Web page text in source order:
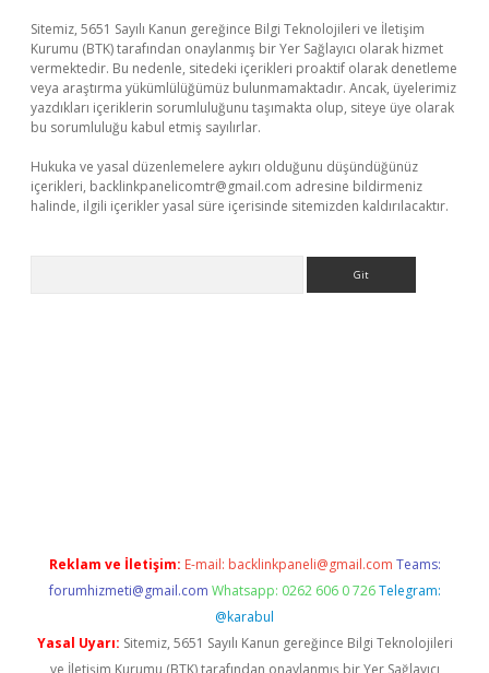
Sitemiz, 5651 Sayılı Kanun gereğince Bilgi Teknolojileri ve İletişim
Kurumu (BTK) tarafından onaylanmış bir Yer Sağlayıcı olarak hizmet
vermektedir. Bu nedenle, sitedeki içerikleri proaktif olarak denetleme
veya araştırma yükümlülüğümüz bulunmamaktadır. Ancak, üyelerimiz
yazdıkları içeriklerin sorumluluğunu taşımakta olup, siteye üye olarak
bu sorumluluğu kabul etmiş sayılırlar.
Hukuka ve yasal düzenlemelere aykırı olduğunu düşündüğünüz
içerikleri, backlinkpanelicomtr@gmail.com adresine bildirmeniz
halinde, ilgili içerikler yasal süre içerisinde sitemizden kaldırılacaktır.
Reklam ve İletişim: E-mail: backlinkpaneli@gmail.com Teams:
forumhizmeti@gmail.com Whatsapp: 0262 606 0 726 Telegram:
@karabul
Yasal Uyarı: Sitemiz, 5651 Sayılı Kanun gereğince Bilgi Teknolojileri
ve İletişim Kurumu (BTK) tarafından onaylanmış bir Yer Sağlayıcı